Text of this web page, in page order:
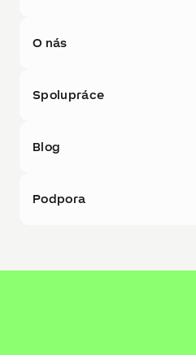
O nás
Spolupráce
Blog
Podpora